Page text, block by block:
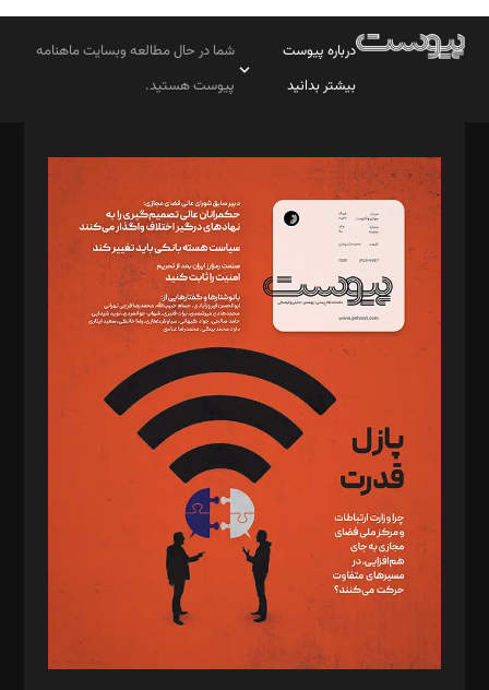
درباره پیوست
بیشتر بدانید
شما در حال مطالعه وبسایت ماهنامه
پیوست هستید.
مدیر مسئول: محمدباقر اثنی‌عشری
سردبیر: مهرک محمودی
دبیر تحریریه: میثم قاسمی
د‌بیر ناداستان: سمانه سمیع
د‌بیر خدمت و تجارت: ابوالفضل رجبی
د‌بیر حقوق فناوری: حسام‌الدین ایپکچی
د‌بیر پیوست جهان: مینا پاکدل
د‌بیر تحریریه آنلاین: بابک نقاش
تحریریه‌: مجتبی محمود‌ی، آرش برهمند، یسنا امان‌پور، سروش کرمیان،
مصطفی مسجدی آرانی، ابوالفضل رجبی، زهرا فکرانه، فائزه فتحی
رستمی،مصطفی باستان
ویرایش: نگار استاد‌‌آقا
طراح یونیفرم: مجید توکلی
فیلمبرداری و عکاسی: امیر شفیعی، مانی لطفی زاده
گرافیک و صفحه‌آرایی: سید‌سبحان‌علی ثابت
مد‌یر توسعه تجاری: کامبیز برید‌
امور مالی: شاپور رهبری، محمد‌ کاظمی‌نیا